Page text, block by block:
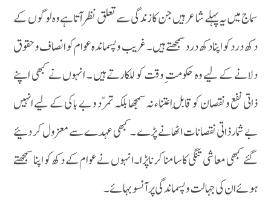
سماج میں یہ پہلے شاعر ہیں جن کا زندگی سے تعلق نظر آتا ہے وہ لوگوں کے
دکھ درد کو اپنا دکھ درد سمجھتے ہیں ۔ غریب و پسماندہ عوام کو انصاف و حقوق
دلانے کے لیے وہ حکومت ِ وقت کو للکارتے ہیں ۔ انہوں نے کبھی اپنے
ذاتی نفع و نقصان کو قابلِ اعتناء نہ سمجھا بلکہ تمرّد و بے باکی کے لیے انہیں
بے شمارذاتی نقصانات اٹھانے پڑے ۔ کبھی عہدے سے معزول کر دئیے
گئے کبھی معاشی تنگی کا سامنا کرنا پڑا۔انہوں نے عوام کے دکھ کو اپنا سمجھتے
ہوئے ان کی جہالت و پسماندگی پر آنسو بہائے۔